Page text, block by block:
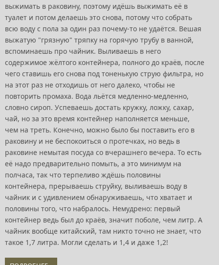
выжимать в раковину, поэтому идёшь выжимать её в
туалет и потом делаешь это снова, потому что собрать
всю воду с пола за один раз почему-то не удаётся. Вешая
выжатую "грязную" тряпку на горячую трубу в ванной,
вспоминаешь про чайник. Выливаешь в него
содержимое жёлтого контейнера, полного до краёв, после
чего ставишь его снова под тоненькую струю фильтра, но
на этот раз не отходишь от него далеко, чтобы не
повторить промаха. Вода льётся медленно-медленно,
словно сироп. Успеваешь достать кружку, ложку, сахар,
чай, но за это время контейнер наполняется меньше,
чем на треть. Конечно, можно было бы поставить его в
раковину и не беспокоиться о протечках, но ведь в
раковине немытая посуда со вчерашнего вечера. То есть
её надо предварительно помыть, а это минимум на
полчаса, так что терпеливо ждёшь половины
контейнера, прерываешь струйку, выливаешь воду в
чайник и с удивлением обнаруживаешь, что хватает и
половины того, что набралось. Немудрено: первый
контейнер ведь был до краёв, значит поболе, чем литр. А
чайник вообще китайский, там никто точно не знает, что
такое 1,7 литра. Могли сделать и 1,4 и даже 1,2!